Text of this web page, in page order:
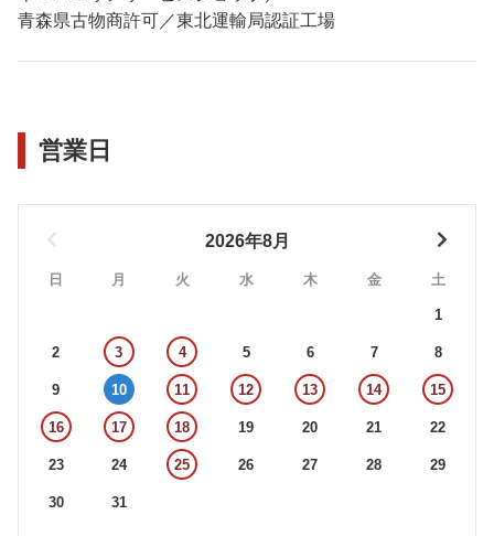
青森県古物商許可／東北運輸局認証工場
営業日
2026年8月
日 月 火 水 木 金 土
1
2 3 4 5 6 7 8
9 10 11 12 13 14 15
16 17 18 19 20 21 22
23 24 25 26 27 28 29
30 31